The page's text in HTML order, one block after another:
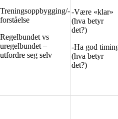
Treningsoppbygging/-
forståelse
Regelbundet vs
uregelbundet –
utfordre seg selv
-Være «klar»
(hva betyr
det?)
-Ha god
(hva betyr
det?)